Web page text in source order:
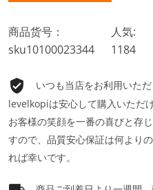
商品货号：
sku10100023344
人気:
1184
いつも当店をお利用いた
levelkopiは安心して購入いただ
お客様の笑顔を一番の喜びと存
すので、品質安心保証は何より
れば幸いです。